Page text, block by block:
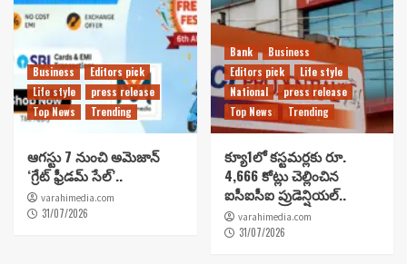
Business
Editors pick
Life style
press release
Top News
Trending
ఆగస్టు 7 నుంచి అమెజాన్
‘గ్రేట్ ఫ్రీడమ్ సేల్’..
varahimedia.com
31/07/2026
Bank
Business
Editors pick
Life style
National
press release
Top News
Trending
క్యూ1లో కస్టమర్లకు రూ.
4,666 కోట్లు చెల్లించిన
ఐసీఐసీఐ ప్రుడెన్షియల్..
varahimedia.com
31/07/2026